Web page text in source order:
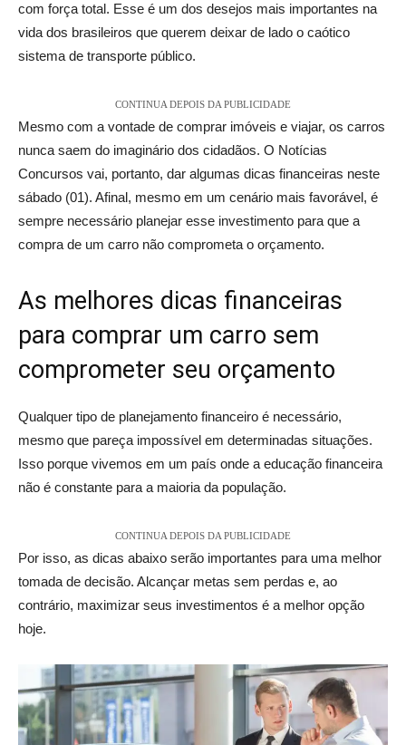
com força total. Esse é um dos desejos mais importantes na
vida dos brasileiros que querem deixar de lado o caótico
sistema de transporte público.
CONTINUA DEPOIS DA PUBLICIDADE
Mesmo com a vontade de comprar imóveis e viajar, os carros
nunca saem do imaginário dos cidadãos. O Notícias
Concursos vai, portanto, dar algumas dicas financeiras neste
sábado (01). Afinal, mesmo em um cenário mais favorável, é
sempre necessário planejar esse investimento para que a
compra de um carro não comprometa o orçamento.
As melhores dicas financeiras
para comprar um carro sem
comprometer seu orçamento
Qualquer tipo de planejamento financeiro é necessário,
mesmo que pareça impossível em determinadas situações.
Isso porque vivemos em um país onde a educação financeira
não é constante para a maioria da população.
CONTINUA DEPOIS DA PUBLICIDADE
Por isso, as dicas abaixo serão importantes para uma melhor
tomada de decisão. Alcançar metas sem perdas e, ao
contrário, maximizar seus investimentos é a melhor opção
hoje.